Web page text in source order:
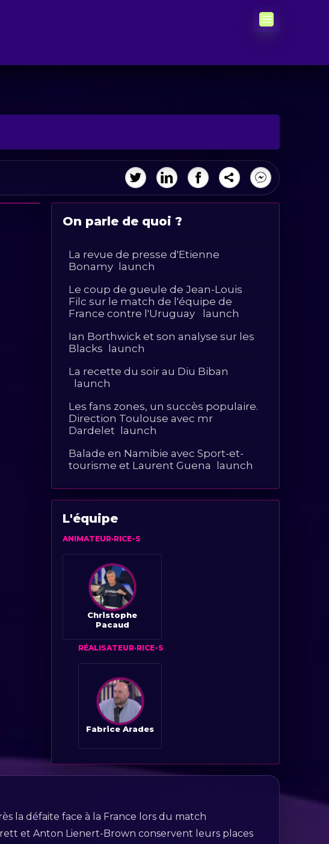
On parle de quoi ?
La revue de presse d'Etienne
Bonamy launch
Le coup de gueule de Jean-Louis
Filc sur le match de l'équipe de
France contre l'Uruguay
launch
Ian Borthwick et son analyse sur les
Blacks launch
La recette du soir au Diu Biban
launch
Les fans zones, un succès populaire.
Direction Toulouse avec mr
Dardelet launch
Balade en Namibie avec Sport-et-
tourisme et Laurent Guena launch
Pour la petite histoire... Ce soir rugby
en Nouvelle-Zélande et les
maoris
L'équipe
ANIMATEUR·RICE-S
Christophe
Pacaud
RÉALISATEUR·RICE-S
Fabrice Arades
la défaite face à la France lors du match
et Anton Lienert-Brown conservent leurs places